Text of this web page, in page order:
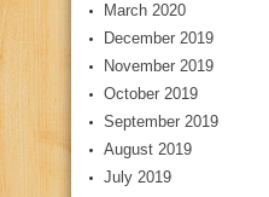
March 2020
December 2019
November 2019
October 2019
September 2019
August 2019
July 2019